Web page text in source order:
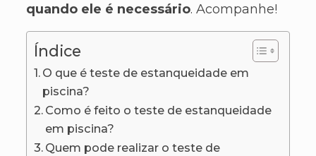
quando ele é necessário. Acompanhe!
Índice
O que é teste de estanqueidade em
piscina?
Como é feito o teste de estanqueidade
em piscina?
Quem pode realizar o teste de